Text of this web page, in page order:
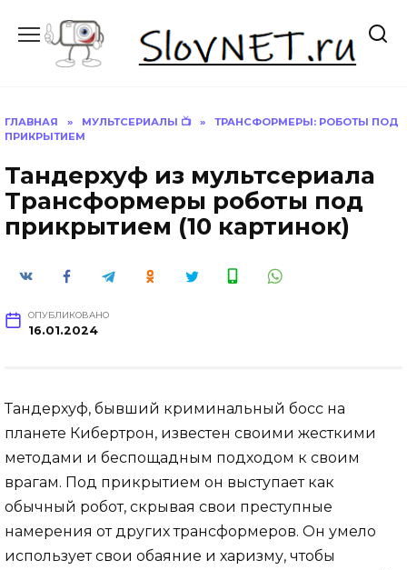
содержанию
ГЛАВНАЯ » МУЛЬТСЕРИАЛЫ 📺 »
ТРАНСФОРМЕРЫ: РОБОТЫ ПОД
ПРИКРЫТИЕМ
Тандерхуф из мультсериала
Трансформеры роботы под
прикрытием (10 картинок)
ОПУБЛИКОВАНО
16.01.2024
Тандерхуф, бывший криминальный босс на
планете Кибертрон, известен своими жесткими
методами и беспощадным подходом к своим
врагам. Под прикрытием он выступает как
обычный робот, скрывая свои преступные
намерения от других трансформеров. Он умело
использует свои обаяние и харизму, чтобы